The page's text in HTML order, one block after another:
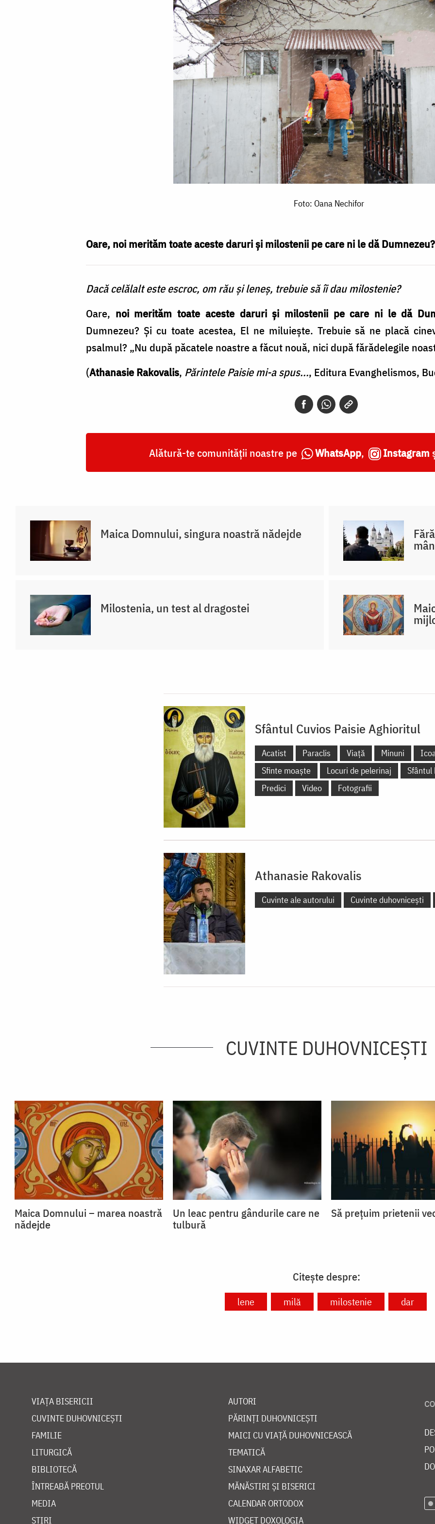
Foto: Oana Nechifor
Oare, noi merităm toate aceste daruri și milostenii pe care ni le dă Dumnezeu?
Dacă celălalt este escroc, om rău și leneș, trebuie să îi dau milostenie?
Oare, noi merităm toate aceste daruri și milostenii pe care ni le dă
Dumnezeu? Și cu toate acestea, El ne miluiește. Trebuie să ne placă
psalmul? „Nu după păcatele noastre a făcut nouă, nici după fărădelegile
(Athanasie Rakovalis, Părintele Paisie mi-a spus..., Editura Evanghelismos,
Alătură-te comunității noastre pe WhatsApp, Instagram
Maica Domnului, singura noastră nădejde
Milostenia, un test al dragostei
Sfântul Cuvios Paisie Aghioritul
Acatist Paraclis Viață Minuni
Sfinte moaște
Locuri de pelerinaj
Sfântul
Predici
Video Fotografii
Athanasie Rakovalis
Cuvinte ale autorului Cuvinte duhovnicești
CUVINTE DUHOVNICEȘTI
Maica Domnului – marea noastră
nădejde
Un leac pentru gândurile care ne
tulbură
Să prețuim prietenii
Citește despre:
lene milă milostenie dar
VIAȚA BISERICII
CUVINTE DUHOVNICEȘTI
FAMILIE
LITURGICĂ
BIBLIOTECĂ
ÎNTREABĂ PREOTUL
MEDIA
ȘTIRI
AUTORI
PĂRINȚI DUHOVNICEȘTI
MAICI CU VIAȚĂ DUHOVNICEASCĂ
TEMATICĂ
SINAXAR ALFABETIC
MĂNĂSTIRI ȘI BISERICI
CALENDAR ORTODOX
WIDGET DOXOLOGIA